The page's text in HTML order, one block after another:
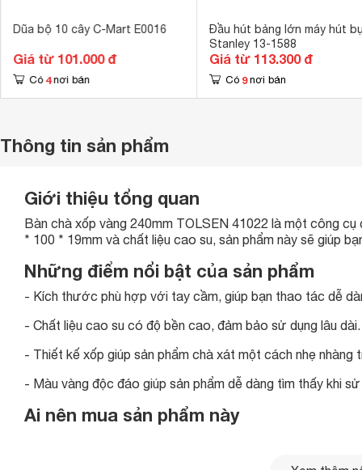
Dũa bộ 10 cây C-Mart E0016
Giá từ 101.000 đ
Có 4 nơi bán
Đầu hút bảng lớn máy hút
Stanley 13-1588
Giá từ 113.300 đ
Có 9 nơi bán
Thông tin sản phẩm
Giới thiệu tổng quan
Bàn chà xốp vàng 240mm TOLSEN 41022 là một công
* 100 * 19mm và chất liệu cao su, sản phẩm này sẽ giúp
Những điểm nổi bật của sản phẩm
- Kích thước phù hợp với tay cầm, giúp bạn thao tác dễ
- Chất liệu cao su có độ bền cao, đảm bảo sử dụng lâu dài.
- Thiết kế xốp giúp sản phẩm chà xát một cách nhẹ nhàng
- Màu vàng độc đáo giúp sản phẩm dễ dàng tìm thấy khi
Ai nên mua sản phẩm này